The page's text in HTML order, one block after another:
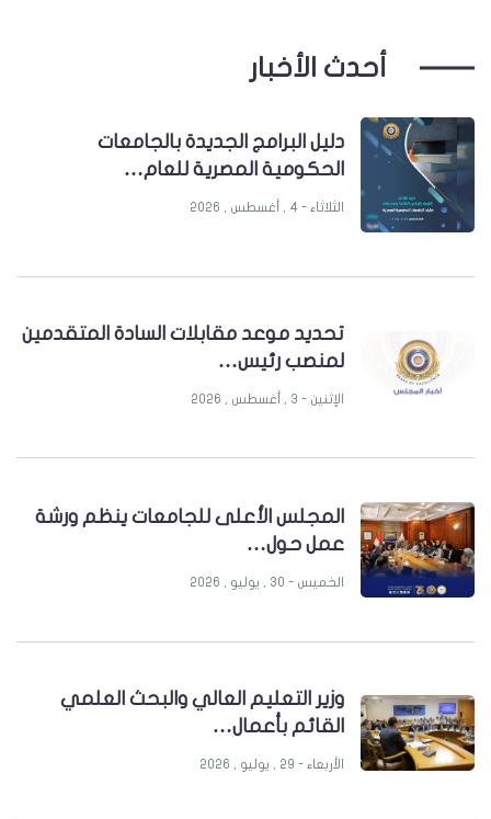
أحدث الأخبار
دليل البرامج الجديدة بالجامعات
الحكومية المصرية للعام…
الثلاثاء - 4 , أغسطس , 2026
تحديد موعد مقابلات السادة المتقدمين
لمنصب رئيس…
الإثنين - 3 , أغسطس , 2026
المجلس الأعلى للجامعات ينظم ورشة
عمل حول…
الخميس - 30 , يوليو , 2026
وزير التعليم العالي والبحث العلمي
القائم بأعمال…
الأربعاء - 29 , يوليو , 2026